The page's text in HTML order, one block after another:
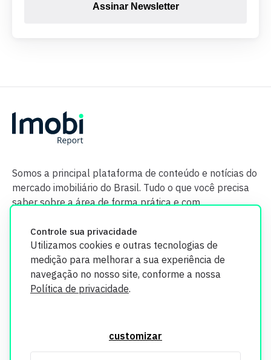
Controle sua privacidade
Utilizamos cookies e outras tecnologias de
medição para melhorar a sua experiência de
navegação no nosso site, conforme a nossa
Política de privacidade.
customizar
Assinar Newsletter
Somos a principal plataforma de conteúdo e notícias do
mercado imobiliário do Brasil. Tudo o que você precisa
saber sobre a área de forma prática e com
segurança. Todos os dados coletados em nosso site são
utilizados exclusivamente para fins de aprimoramento de